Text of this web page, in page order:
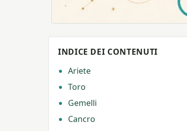
INDICE DEI CONTENUTI
Ariete
Toro
Gemelli
Cancro